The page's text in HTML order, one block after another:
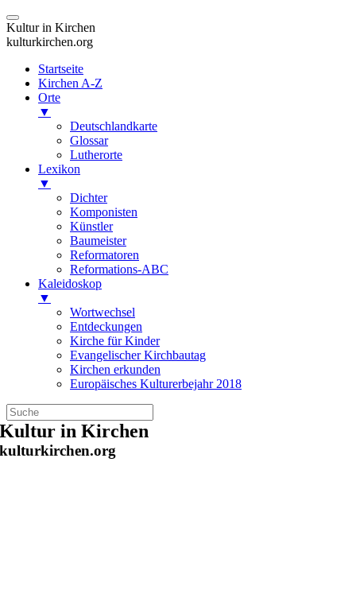
Kultur in Kirchen
kulturkirchen.org
Startseite
Kirchen A-Z
Orte
▼
Deutschlandkarte
Glossar
Lutherorte
Lexikon
▼
Dichter
Komponisten
Künstler
Baumeister
Reformatoren
Reformations-ABC
Kaleidoskop
▼
Wortwechsel
Entdeckungen
Kirche für Kinder
Evangelischer Kirchbautag
Kirchen erkunden
Europäisches Kulturerbejahr 2018
Zum
Inhalt
springen
Kultur in Kirchen
kulturkirchen.org